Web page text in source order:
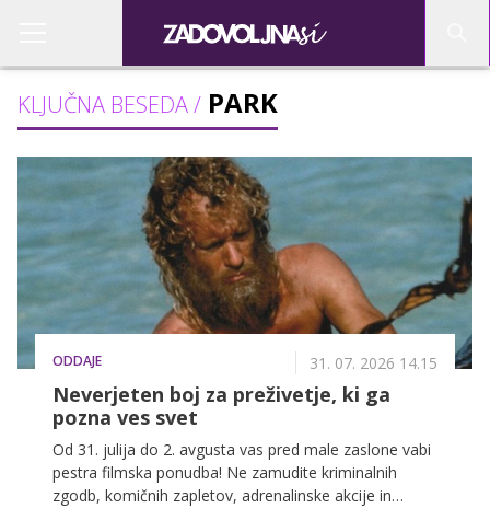
KLJUČNA BESEDA / PARK
ODDAJE 31. 07. 2026 14.15
Neverjeten boj za preživetje, ki ga
pozna ves svet
Od 31. julija do 2. avgusta vas pred male zaslone vabi
pestra filmska ponudba! Ne zamudite kriminalnih
zgodb, komičnih zapletov, adrenalinske akcije in